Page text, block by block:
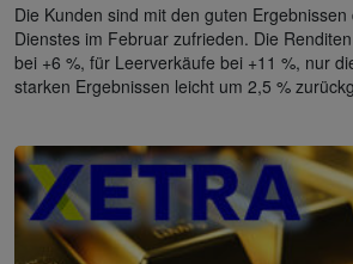
Die Kunden sind mit den guten Ergebnissen
Dienstes im Februar zufrieden. Die
bei +6 %, für Leerverkäufe bei +11 %, nur
starken Ergebnissen leicht um 2,5 %